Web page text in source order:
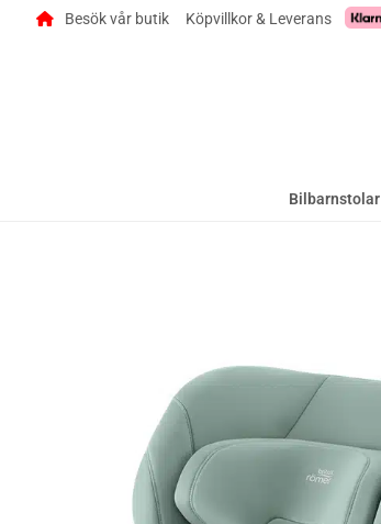
Besök vår butik Köpvillkor & Leverans
Bilbarnstolar